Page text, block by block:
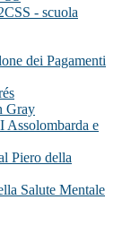
- scuola
dei Pagamenti
Gray
e
Piero della
Salute Mentale